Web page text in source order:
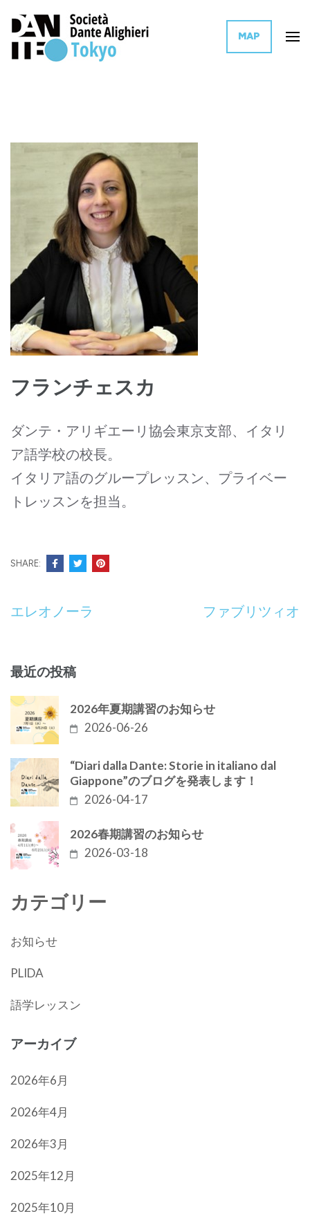
MAP
フランチェスカ
ダンテ・アリギエーリ協会東京支部、イタリ
ア語学校の校長。
イタリア語のグループレッスン、プライベー
トレッスンを担当。
SHARE:
投
ビ
ゲ
ー
シ
ョ
ン
エレオノーラ ファブリツィオ
最近の投稿
2026年夏期講習のお知らせ
2026-06-26
“Diari dalla Dante: Storie in italiano dal
Giappone”のブログを発表します！
2026-04-17
2026春期講習のお知らせ
2026-03-18
カテゴリー
お知らせ
PLIDA
語学レッスン
アーカイブ
2026年6月
2026年4月
2026年3月
2025年12月
2025年10月